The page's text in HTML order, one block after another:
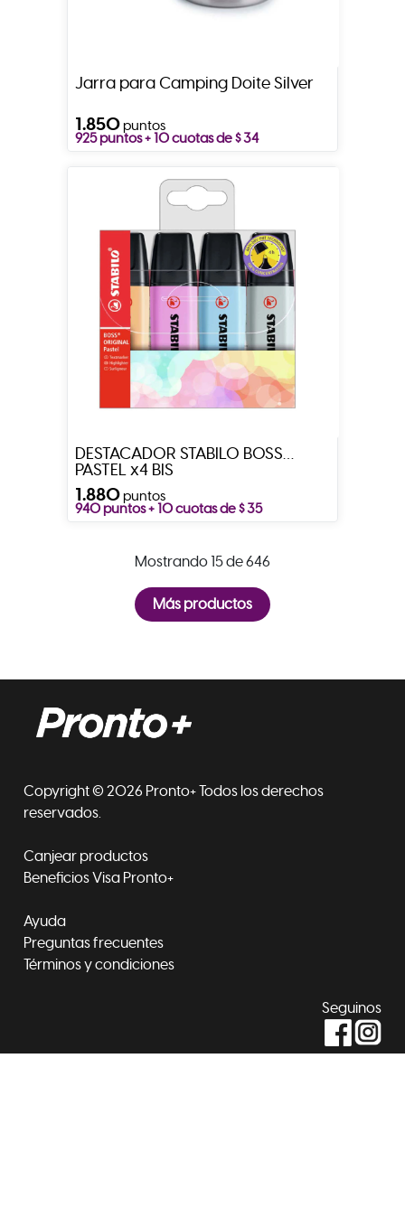
Jarra para Camping Doite Silver
1.850puntos
925 puntos + 10 cuotas de $ 34
DESTACADOR STABILO BOSS
PASTEL x4 BIS
1.880puntos
940 puntos + 10 cuotas de $ 35
Mostrando 15 de 646
Copyright © 2026 Pronto+ Todos los derechos
reservados.
Canjear productos
Beneficios Visa Pronto+
Ayuda
Preguntas frecuentes
Términos y condiciones
Seguinos